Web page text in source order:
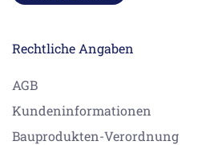
Rechtliche Angaben
AGB
Kundeninformationen
Bauprodukten-Verordnung